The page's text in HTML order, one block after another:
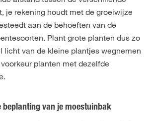
je rekening houdt met de groeiwijze
aan de behoeften van de
Plant grote planten dus zo
licht van de kleine plantjes wegnemen
planten met dezelfde
beplanting van je moestuinbak